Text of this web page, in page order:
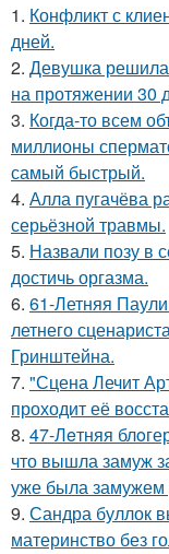
1. Конфликт с
дней.
2. Девушка
на протяжении 30
3. Когда-то всем
миллионы
самый быстрый.
4. Алла пугачёва
серьёзной травмы.
5. Назвали позу в
достичь оргазма.
6. 61-Летняя
летнего
Гринштейна.
7. "Сцена Лечит
проходит её
8. 47-Лeтняя
что вышла замуж
уже была замужем
9. Сандра буллок
материнство без